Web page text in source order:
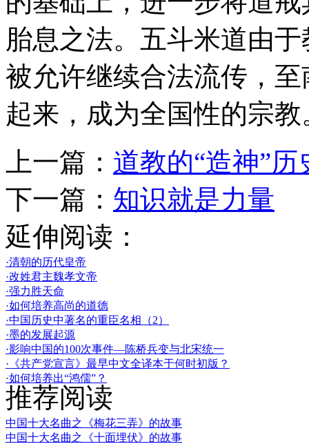
胎息之法。五斗米道由
被允许继续合法流传，
起来，成为全国性的宗教
上一篇： 道教的“造神”历
下一篇： 知识就是力量
延伸阅读：
·清朝的历代皇帝
·改姓君主魏孝文帝
·强力胜天命
·如何培养高尚的道德
·中国历史中著名的重臣名相（2）
·墨的发展起源
·影响中国的100次事件—陈桥兵变与北宋统一
·《共产党宣言》最早中文全译本于何时初版？
·如何培养出“鸿儒”？
推荐阅读
中国十大名曲之《梅花三弄》的故事
中国十大名曲之《十面埋伏》的故事